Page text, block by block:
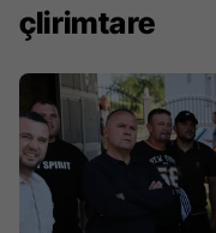
çlirimtare